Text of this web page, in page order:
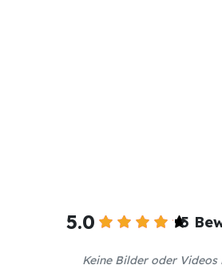
5.0 5
Keine Bilder oder Videos